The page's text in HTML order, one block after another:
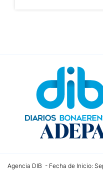
Agencia DIB - Fecha de Inicio: